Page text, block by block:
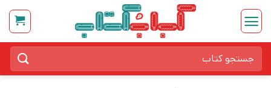
Skip
content
برای: